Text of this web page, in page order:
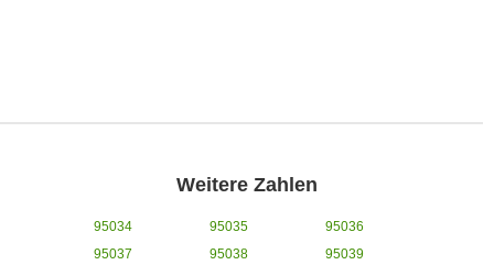
Weitere Zahlen
95034 95035
95036
95037
95038
95039